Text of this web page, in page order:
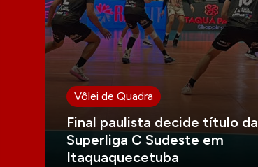
Vôlei de Quadra
Final paulista decide título da
Superliga C Sudeste em
Itaquaquecetuba